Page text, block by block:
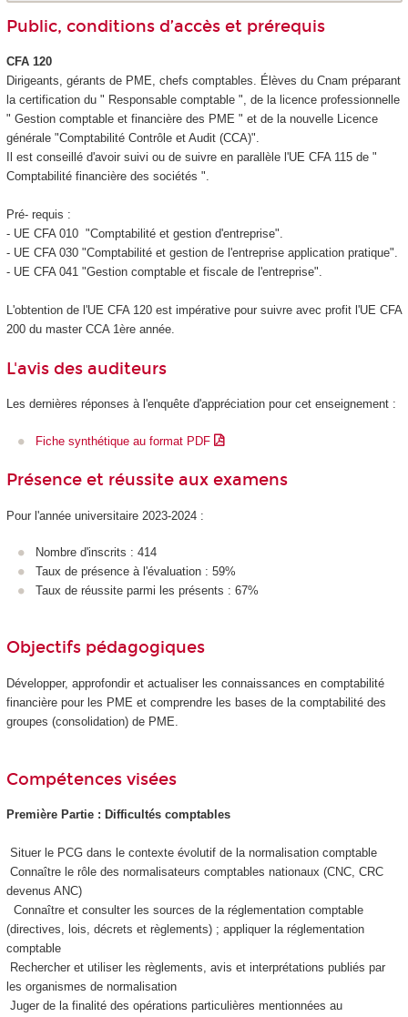
Public, conditions d’accès et prérequis
CFA 120
Dirigeants, gérants de PME, chefs comptables. Élèves du Cnam préparant
la certification du " Responsable comptable ", de la licence professionnelle
" Gestion comptable et financière des PME " et de la nouvelle Licence
générale "Comptabilité Contrôle et Audit (CCA)".
Il est conseillé d'avoir suivi ou de suivre en parallèle l'UE CFA 115 de "
Comptabilité financière des sociétés ".
Pré- requis :
- UE CFA 010 "Comptabilité et gestion d'entreprise".
- UE CFA 030 "Comptabilité et gestion de l'entreprise application pratique".
- UE CFA 041 "Gestion comptable et fiscale de l'entreprise".
L'obtention de l'UE CFA 120 est impérative pour suivre avec profit l'UE CFA
200 du master CCA 1ère année.
L'avis des auditeurs
Les dernières réponses à l'enquête d'appréciation pour cet enseignement :
Fiche synthétique au format PDF
Présence et réussite aux examens
Pour l'année universitaire 2023-2024 :
Nombre d'inscrits : 414
Taux de présence à l'évaluation : 59%
Taux de réussite parmi les présents : 67%
Objectifs pédagogiques
Développer, approfondir et actualiser les connaissances en comptabilité
financière pour les PME et comprendre les bases de la comptabilité des
groupes (consolidation) de PME.
Compétences visées
Première Partie : Difficultés comptables
Situer le PCG dans le contexte évolutif de la normalisation comptable
Connaître le rôle des normalisateurs comptables nationaux (CNC, CRC
devenus ANC)
Connaître et consulter les sources de la réglementation comptable
(directives, lois, décrets et règlements) ; appliquer la réglementation
comptable
Rechercher et utiliser les règlements, avis et interprétations publiés par
les organismes de normalisation
Juger de la finalité des opérations particulières mentionnées au